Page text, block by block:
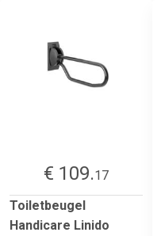
€ 109.17
Toiletbeugel
Handicare Linido